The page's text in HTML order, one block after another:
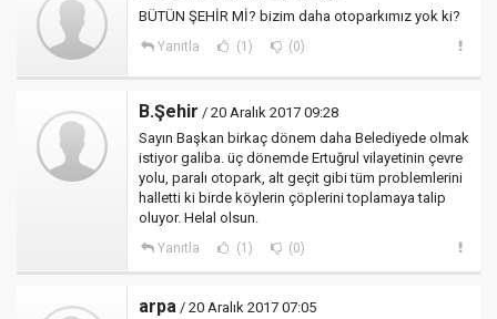
BÜTÜN ŞEHİR Mİ? bizim daha otoparkımız yok ki?
Yanıtla (1) (0)
B.Şehir / 20 Aralık 2017 09:28
Sayın Başkan birkaç dönem daha Belediyede olmak
istiyor galiba. üç dönemde Ertuğrul vilayetinin çevre
yolu, paralı otopark, alt geçit gibi tüm problemlerini
halletti ki birde köylerin çöplerini toplamaya talip
oluyor. Helal olsun.
Yanıtla (1) (0)
arpa / 20 Aralık 2017 07:05